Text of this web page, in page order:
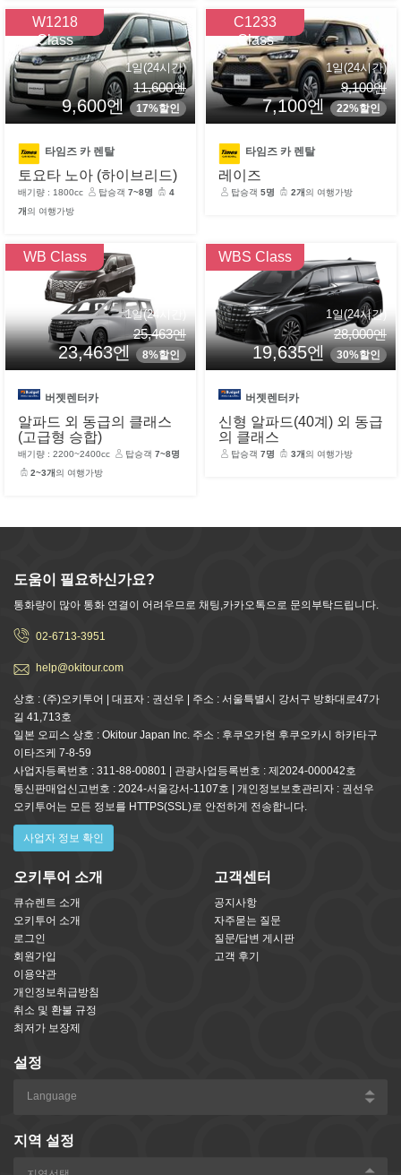
W1218
Class
1일(24시간)
11,600엔
9,600엔 17%할인
타임즈 카 렌탈
토요타 노아 (하이브리드)
배기량 : 1800cc 탑승객7~8명
4
개 의 여행가방
C1233
Class
1일(24시간)
9,100엔
7,100엔 22%할인
타임즈 카 렌탈
레이즈
탑승객5명 2개 의 여행가방
WB Class
1일(24시간)
25,463엔
23,463엔 8%할인
버젯렌터카
알파드 외 동급의 클래스
(고급형 승합)
배기량 : 2200~2400cc 탑승객7~8명
2~3개 의 여행가방
WBS Class
1일(24시간)
28,000엔
19,635엔 30%할인
버젯렌터카
신형 알파드(40계) 외 동급
의 클래스
탑승객7명 3개 의 여행가방
도움이 필요하신가요?
통화량이 많아 통화 연결이 어려우므로 채팅,카카오톡으로 문의부탁드립니다.
02-6713-3951
help@okitour.com
상호 : (주)오키투어 | 대표자 : 권선우 | 주소 : 서울특별시 강서구 방화대로47가
길 41,713호
일본 오피스 상호 : Okitour Japan Inc. 주소 : 후쿠오카현 후쿠오카시 하카타구
이타즈케 7-8-59
사업자등록번호 : 311-88-00801 | 관광사업등록번호 : 제2024-000042호
통신판매업신고번호 : 2024-서울강서-1107호 | 개인정보보호관리자 : 권선우
오키투어는 모든 정보를 HTTPS(SSL)로 안전하게 전송합니다.
사업자 정보 확인
오키투어 소개
큐슈렌트 소개
오키투어 소개
로그인
회원가입
이용약관
개인정보취급방침
취소 및 환불 규정
최저가 보장제
고객센터
공지사항
자주묻는 질문
질문/답변 게시판
고객 후기
설정
지역 설정